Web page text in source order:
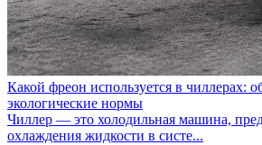
Какой фреон используется в чиллерах:
экологические нормы
Чиллер — это холодильная машина,
охлаждения жидкости в систе...